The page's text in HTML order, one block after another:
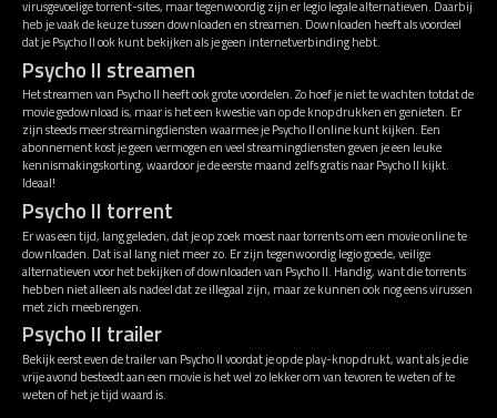
virusgevoelige torrent-sites, maar tegenwoordig zijn er legio legale alternatieven. Daarbij
heb je vaak de keuze tussen downloaden en streamen. Downloaden heeft als voordeel
dat je Psycho II ook kunt bekijken als je geen internetverbinding hebt.
Psycho II streamen
Het streamen van Psycho II heeft ook grote voordelen. Zo hoef je niet te wachten totdat de
movie gedownload is, maar is het een kwestie van op de knop drukken en genieten. Er
zijn steeds meer streamingdiensten waarmee je Psycho II online kunt kijken. Een
abonnement kost je geen vermogen en veel streamingdiensten geven je een leuke
kennismakingskorting, waardoor je de eerste maand zelfs gratis naar Psycho II kijkt.
Ideaal!
Psycho II torrent
Er was een tijd, lang geleden, dat je op zoek moest naar torrents om een movie online te
downloaden. Dat is al lang niet meer zo. Er zijn tegenwoordig legio goede, veilige
alternatieven voor het bekijken of downloaden van Psycho II. Handig, want die torrents
hebben niet alleen als nadeel dat ze illegaal zijn, maar ze kunnen ook nog eens virussen
met zich meebrengen.
Psycho II trailer
Bekijk eerst even de trailer van Psycho II voordat je op de play-knop drukt, want als je die
vrije avond besteedt aan een movie is het wel zo lekker om van tevoren te weten of te
weten of het je tijd waard is.